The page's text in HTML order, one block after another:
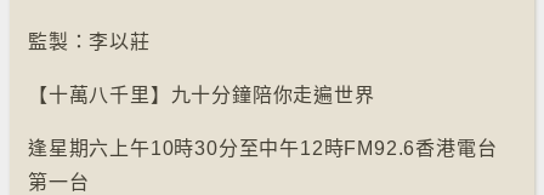
監製：李以莊
【十萬八千里】九十分鐘陪你走遍世界
逢星期六上午10時30分至中午12時FM92.6香港電台
第一台